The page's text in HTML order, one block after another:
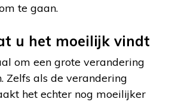
te gaan.
u het moeilijk vindt
om een grote verandering
Zelfs als de verandering
het echter nog moeilijker